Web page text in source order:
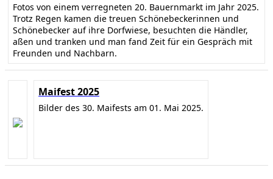
Fotos von einem verregneten 20. Bauernmarkt im Jahr 2025.
Trotz Regen kamen die treuen Schönebeckerinnen und
Schönebecker auf ihre Dorfwiese, besuchten die Händler,
aßen und tranken und man fand Zeit für ein Gespräch mit
Freunden und Nachbarn.
Maifest 2025
Bilder des 30. Maifests am 01. Mai 2025.